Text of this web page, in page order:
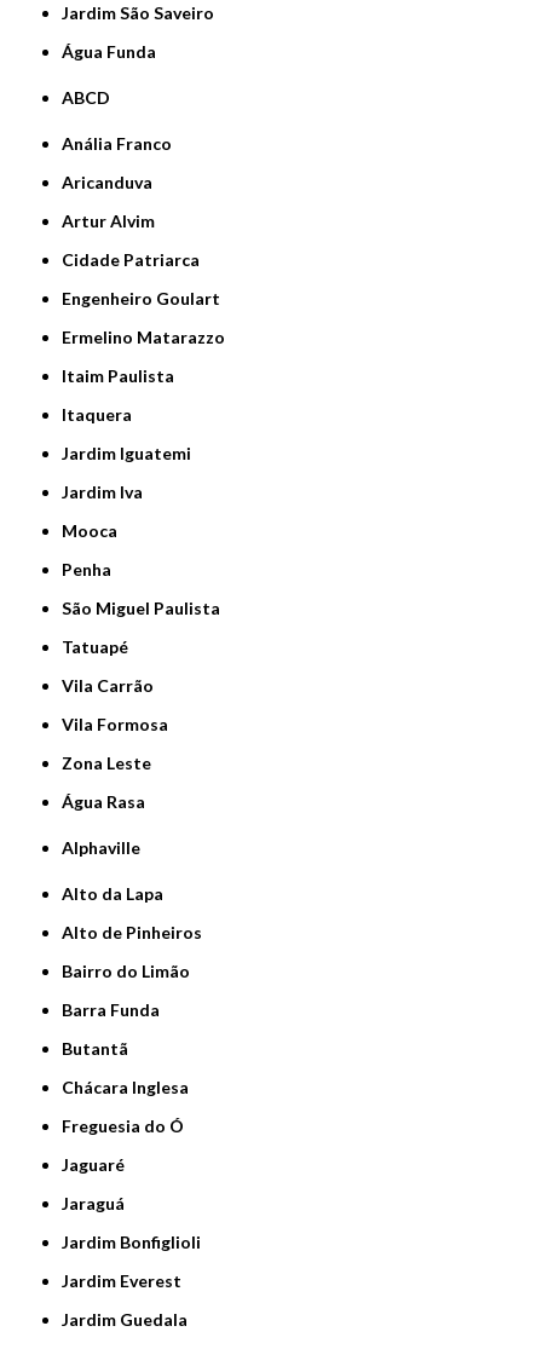
jardim São Saveiro
Água Funda
ABCD
Anália Franco
Aricanduva
Artur Alvim
Cidade Patriarca
Engenheiro Goulart
Ermelino Matarazzo
Itaim Paulista
Itaquera
Jardim Iguatemi
Jardim Iva
Mooca
Penha
São Miguel Paulista
Tatuapé
Vila Carrão
Vila Formosa
Zona Leste
Água Rasa
Alphaville
Alto da Lapa
Alto de Pinheiros
Bairro do Limão
Barra Funda
Butantã
Chácara Inglesa
Freguesia do Ó
Jaguaré
Jaraguá
Jardim Bonfiglioli
Jardim Everest
Jardim Guedala